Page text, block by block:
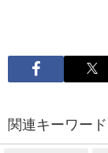
関連キーワード